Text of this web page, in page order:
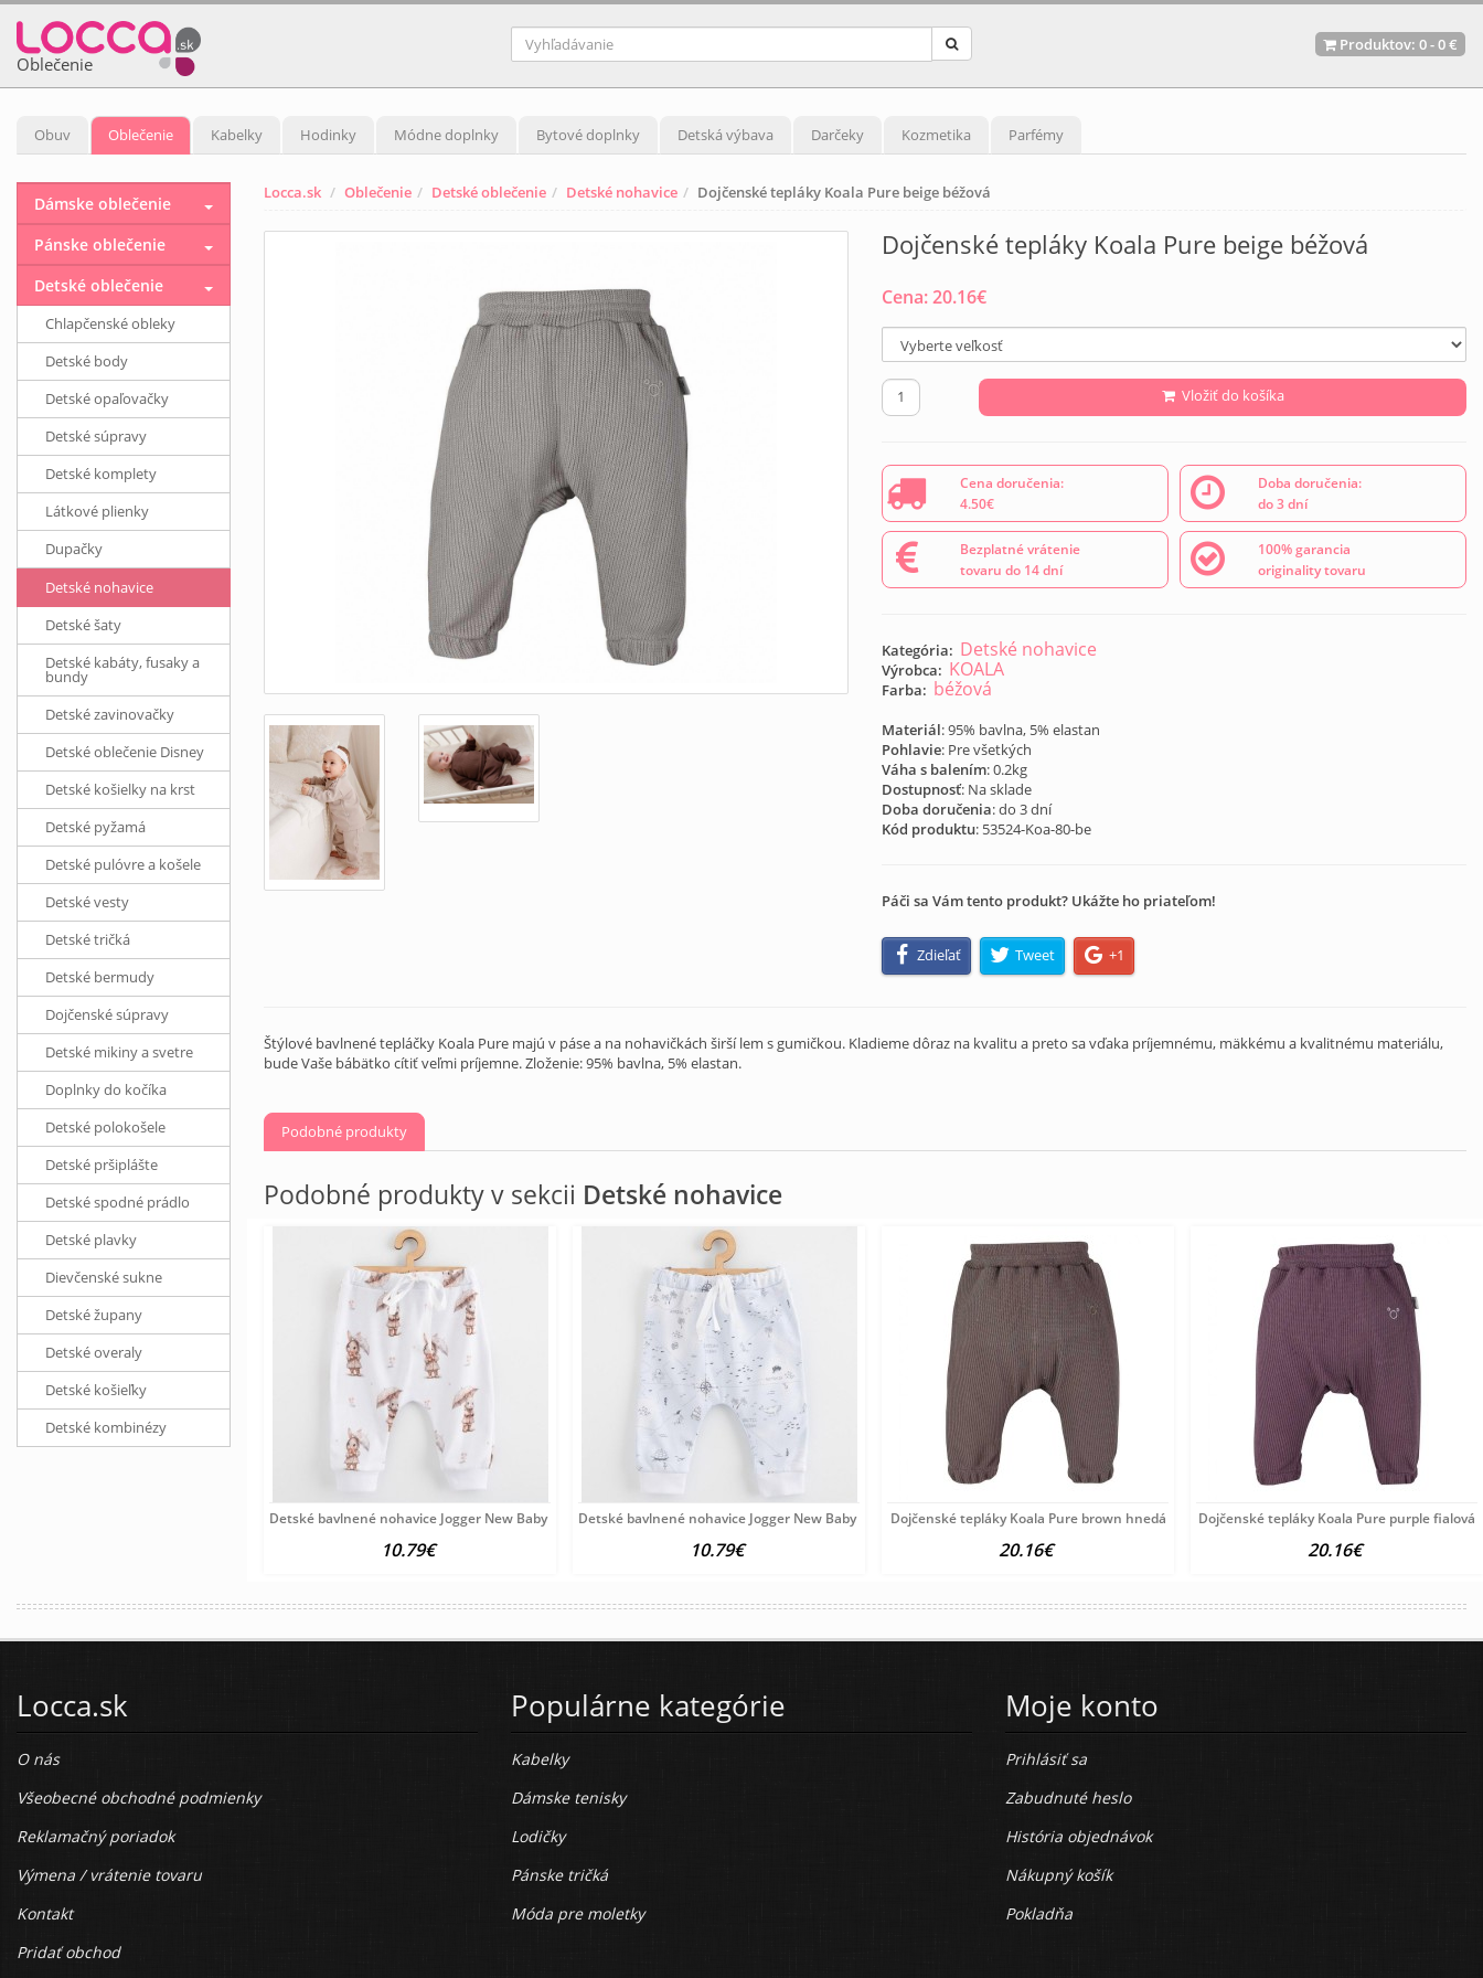
Oblečenie
Produktov: 0-0 €
Obuv Oblečenie Kabelky Hodinky Módne doplnky Bytové doplnky Detská výbava Darčeky Kozmetika Parfémy
Locca.sk Oblečenie Detské oblečenie Detské nohavice Dojčenské tepláky Koala Pure beige béžová
Dojčenské tepláky Koala Pure beige béžová
Cena:20.16€
Vložiť do košíka
Cena doručenia:
4.50€
Doba doručenia:
do 3 dní
Bezplatné vrátenie
tovaru do 14 dní
100% garancia
originality tovaru
Kategória: Detské nohavice
Výrobca: KOALA
Farba: béžová
Materiál: 95% bavlna, 5% elastan
Pohlavie: Pre všetkých
Váha s balením: 0.2kg
Dostupnosť: Na sklade
Doba doručenia: do 3 dní
Kód produktu: 53524-Koa-80-be
Páči sa Vám tento produkt? Ukážte ho priateľom!
Zdieľať Tweet +1
Štýlové bavlnené tepláčky Koala Pure majú v páse a na nohavičkách širší lem s gumičkou. Kladieme dôraz na kvalitu a preto sa vďaka príjemnému, mäkkému a kvalitnému materiálu,
bude Vaše bábätko cítiť veľmi príjemne. Zloženie: 95% bavlna, 5% elastan.
Podobné produkty
Podobné produkty v sekcii Detské nohavice
Detské bavlnené nohavice Jogger New Baby For Babies bunny hnedá
10.79€
Detské bavlnené nohavice Jogger New Baby For Babies ocean modrá
10.79€
Dojčenské tepláky Koala Pure brown hnedá
20.16€
Dojčenské tepláky Koala Pure purple fialová
20.16€
Dámske oblečenie
Pánske oblečenie
Detské oblečenie
Chlapčenské obleky
Detské body
Detské opaľovačky
Detské súpravy
Detské komplety
Látkové plienky
Dupačky
Detské nohavice
Detské šaty
Detské kabáty, fusaky a
bundy
Detské zavinovačky
Detské oblečenie Disney
Detské košielky na krst
Detské pyžamá
Detské pulóvre a košele
Detské vesty
Detské tričká
Detské bermudy
Dojčenské súpravy
Detské mikiny a svetre
Doplnky do kočíka
Detské polokošele
Detské pršiplášte
Detské spodné prádlo
Detské plavky
Dievčenské sukne
Detské župany
Detské overaly
Detské košieľky
Detské kombinézy
Locca.sk
O nás
Všeobecné obchodné podmienky
Reklamačný poriadok
Výmena / vrátenie tovaru
Kontakt
Pridať obchod
Populárne kategórie
Kabelky
Dámske tenisky
Lodičky
Pánske tričká
Móda pre moletky
Moje konto
Prihlásiť sa
Zabudnuté heslo
História objednávok
Nákupný košík
Pokladňa